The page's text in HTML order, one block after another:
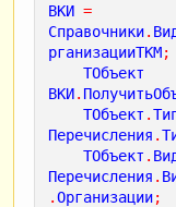
ВКИ =
Справочники.
рганизацииТКМ;
ТОбъект
ВКИ.
ТОбъект .
Перечисления .
ТОбъект .
Перечисления .
.Организации;